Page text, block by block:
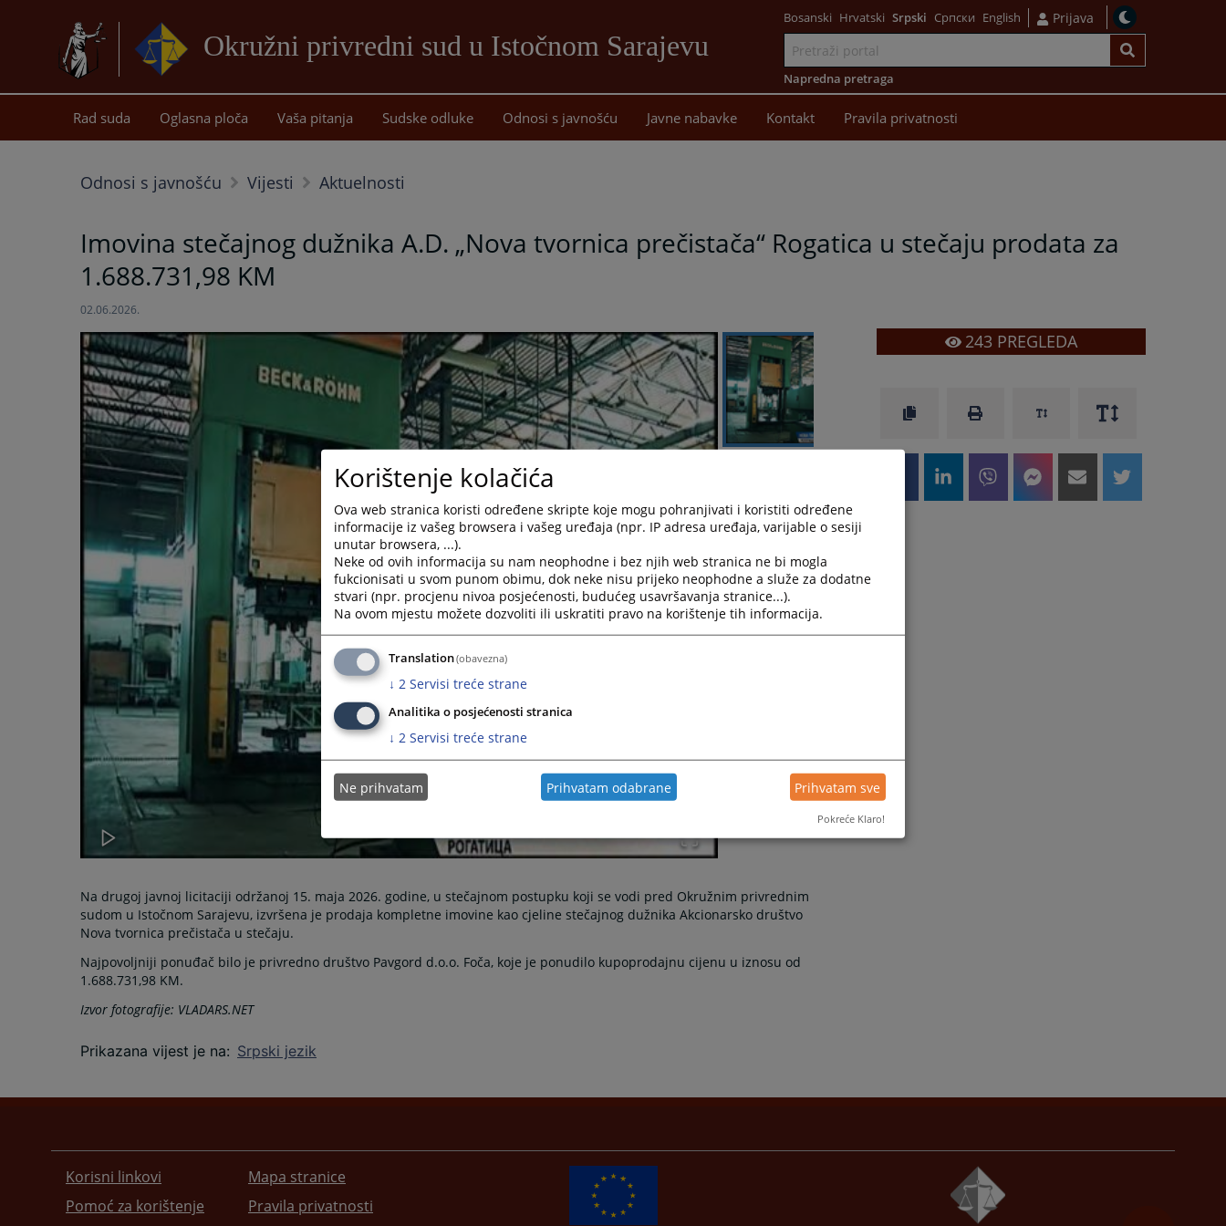
Okružni privredni sud u Istočnom Sarajevu
sadržaj
Bosanski Hrvatski Srpski Српски English Prijava
Napredna pretraga
Rad suda Oglasna ploča Vaša pitanja Sudske odluke Odnosi s javnošću Javne nabavke Kontakt Pravila privatnosti
Odnosi s javnošću Vijesti Aktuelnosti
Imovina stečajnog dužnika A.D. „Nova tvornica prečistača“ Rogatica u stečaju prodata za
1.688.731,98 KM
02.06.2026.
Na drugoj javnoj licitaciji održanoj 15. maja 2026. godine, u stečajnom postupku koji se vodi pred Okružnim privrednim
sudom u Istočnom Sarajevu, izvršena je prodaja kompletne imovine kao cjeline stečajnog dužnika Akcionarsko društvo
Nova tvornica prečistača u stečaju.
Najpovoljniji ponuđač bilo je privredno društvo Pavgord d.o.o. Foča, koje je ponudilo kupoprodajnu cijenu u iznosu od
1.688.731,98 KM.
Izvor fotografije: VLADARS.NET
Prikazana vijest je na: Srpski jezik
243PREGLEDA
Korisni linkovi
Pomoć za korištenje
Mapa stranice
Pravila privatnosti
Korištenje kolačića
Ova web stranica koristi određene skripte koje mogu pohranjivati i koristiti određene
informacije iz vašeg browsera i vašeg uređaja (npr. IP adresa uređaja, varijable o sesiji
unutar browsera, ...).
Neke od ovih informacija su nam neophodne i bez njih web stranica ne bi mogla
fukcionisati u svom punom obimu, dok neke nisu prijeko neophodne a služe za dodatne
stvari (npr. procjenu nivoa posjećenosti, budućeg usavršavanja stranice...).
Na ovom mjestu možete dozvoliti ili uskratiti pravo na korištenje tih informacija.
Translation(obavezna)
↓ 2 Servisi treće strane
Analitika o posjećenosti stranica
↓ 2 Servisi treće strane
Ne prihvatam Prihvatam odabrane Prihvatam sve
Pokreće Klaro!